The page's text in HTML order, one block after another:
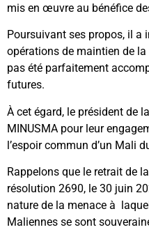
mis en œuvre au bénéfice
Poursuivant ses propos, il a
opérations de maintien de
pas été parfaitement
futures.
À cet égard, le président de
MINUSMA pour leur
l’espoir commun d’un Mali
Rappelons que le retrait de
résolution 2690, le 30 juin
nature de la menace à
Maliennes se sont